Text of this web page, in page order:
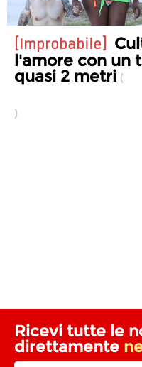
Improbabile
l'amore con un
quasi 2 metri
Ricevi tutte le
direttamente